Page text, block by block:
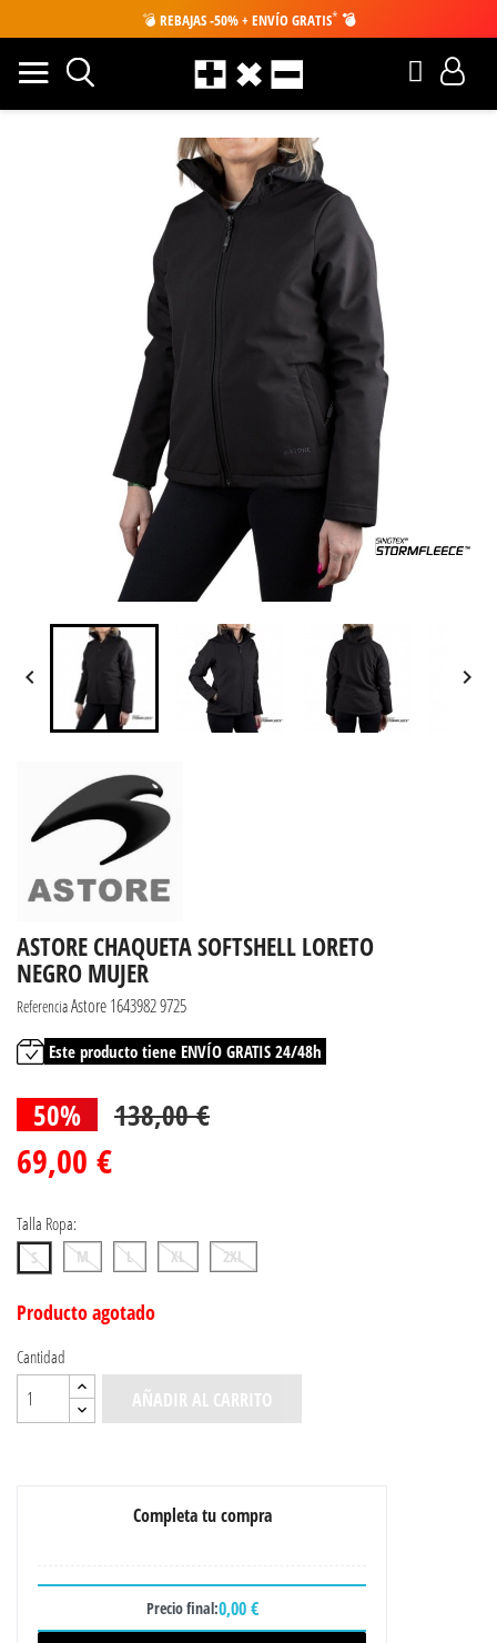
💣 REBAJAS -50% + ENVÍO GRATIS* 💣
 
ASTORE CHAQUETA SOFTSHELL LORETO
NEGRO MUJER
ReferenciaAstore 1643982 9725
Este producto tiene ENVÍO GRATIS 24/48h
50% 138,00 €
69,00 €
Talla Ropa:
S M L XL 2XL
Producto agotado
Cantidad
AÑADIR AL CARRITO
Completa tu compra
Precio final:0,00 €